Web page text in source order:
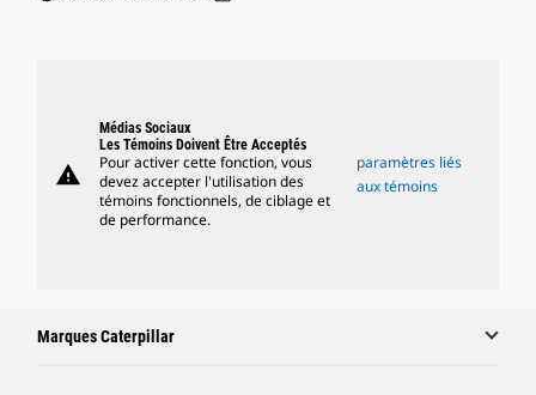
warning
Médias Sociaux
Les Témoins Doivent Être Acceptés
Pour activer cette fonction, vous
devez accepter l'utilisation des
témoins fonctionnels, de ciblage et
de performance.
paramètres liés
aux témoins
Marques Caterpillar